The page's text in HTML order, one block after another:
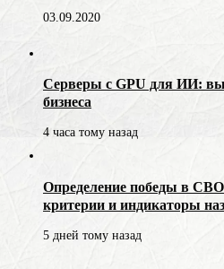
03.09.2020
Серверы с GPU для ИИ:
бизнеса
4 часа тому назад
Определение победы в
критерии и индикаторы
5 дней тому назад